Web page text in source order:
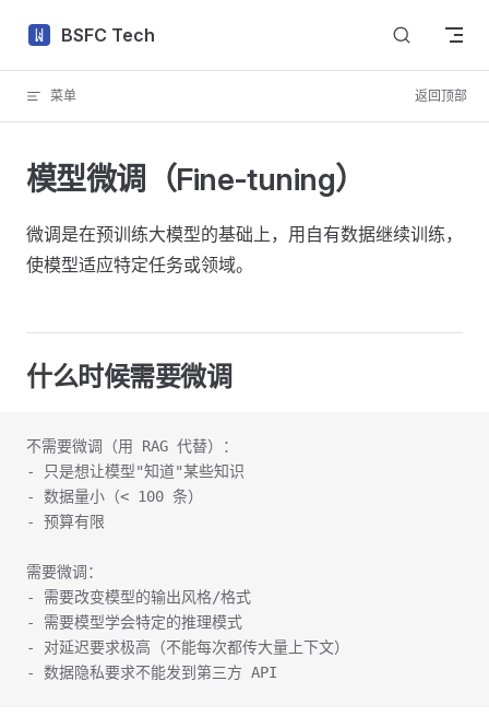
Skip to content
BSFC Tech
菜单 返回顶部
模型微调（Fine-tuning）
微调是在预训练大模型的基础上，用自有数据继续训练，
使模型适应特定任务或领域。
什么时候需要微调
不需要微调（用 RAG 代替）：
- 只是想让模型"知道"某些知识
- 数据量小（< 100 条）
- 预算有限
需要微调：
- 需要改变模型的输出风格/格式
- 需要模型学会特定的推理模式
- 对延迟要求极高（不能每次都传大量上下文）
- 数据隐私要求不能发到第三方 API